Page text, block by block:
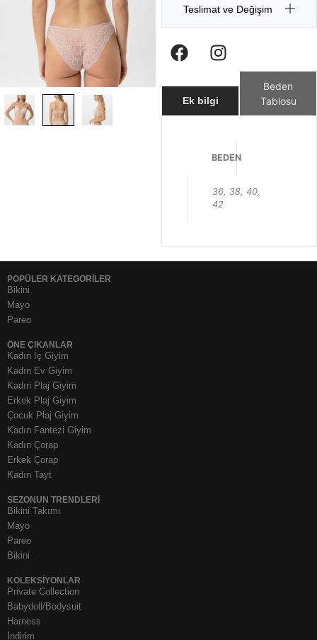
Teslimat ve Değişim
Ek bilgi
Beden
Tablosu
BEDEN
36, 38, 40,
42
POPÜLER KATEGORİLER
Bikini
Mayo
Pareo
ÖNE ÇIKANLAR
Kadın İç Giyim
Kadın Ev Giyim
Kadın Plaj Giyim
Erkek Plaj Giyim
Çocuk Plaj Giyim
Kadın Fantezi Giyim
Kadın Çorap
Erkek Çorap
Kadın Tayt
SEZONUN TRENDLERI
Bikini Takımı
Mayo
Pareo
Bikini
KOLEKSIYONLAR
Private Collection
Babydoll/Bodysuit
Harness
İndirim